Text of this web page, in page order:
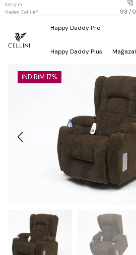
İletişim
Neden Cellini?info@cellini.com.tr 0216 385 88 93 /
Happy Daddy Pro
Happy Daddy Plus
İNDIRIM 17%